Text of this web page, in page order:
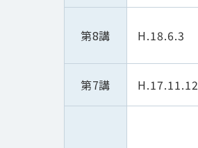
第8講 H.18.6.3
第7講 H.17.11.12